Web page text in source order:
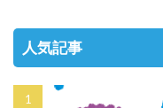
人気記事